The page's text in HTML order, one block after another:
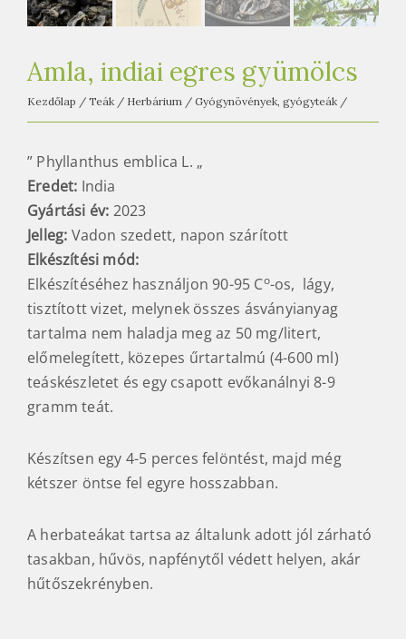
t
e
a
h
á
z
Amla, indiai egres gyümölcs
Kezdőlap / Teák / Herbárium / Gyógynövények, gyógyteák /
” Phyllanthus emblica L. „
Eredet: India
Gyártási év: 2023
Jelleg: Vadon szedett, napon szárított
Elkészítési mód:
Elkészítéséhez használjon 90-95 Co-os, lágy,
tisztított vizet, melynek összes ásványianyag
tartalma nem haladja meg az 50 mg/litert,
előmelegített, közepes űrtartalmú (4-600 ml)
teáskészletet és egy csapott evőkanálnyi 8-9
gramm teát.
Készítsen egy 4-5 perces felöntést, majd még
kétszer öntse fel egyre hosszabban.
A herbateákat tartsa az általunk adott jól zárható
tasakban, hűvös, napfénytől védett helyen, akár
hűtőszekrényben.